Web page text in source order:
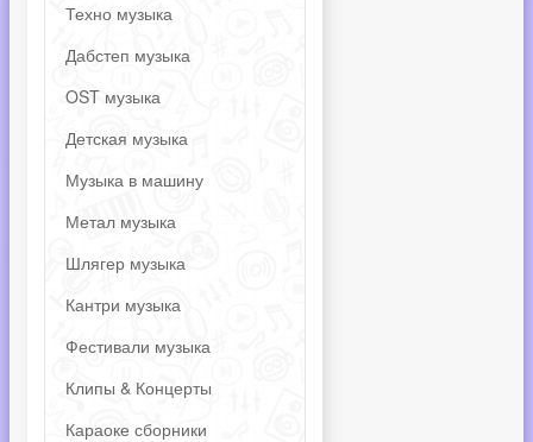
Техно музыка
Дабстеп музыка
OST музыка
Детская музыка
Музыка в машину
Метал музыка
Шлягер музыка
Кантри музыка
Фестивали музыка
Клипы & Концерты
Караоке сборники